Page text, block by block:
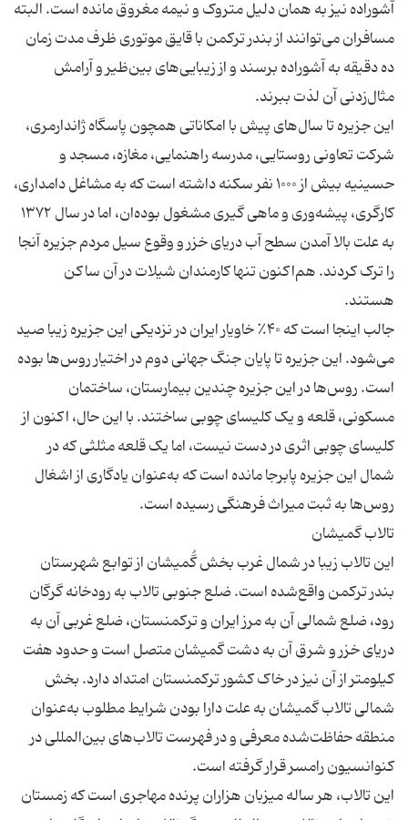
آشوراده نیز به همان دلیل متروک و نیمه مغروق مانده است. البته
مسافران می‌توانند از بندر ترکمن با قایق موتوری ظرف مدت زمان
ده دقیقه به آشوراده برسند و از زیبایی‌های بین‌ظیر و آرامش
این جزیره تا سال‌های پیش با امکاناتی همچون پاسگاه ژاندارمری،
شرکت تعاونی روستایی، مدرسه راهنمایی، مغازه، مسجد و
حسینیه بیش از ۱۰۰۰ نفر سکنه داشته است که به مشاغل دامداری،
کارگری، پیشه‌وری و ماهی گیری مشغول بوده‌ان، اما در سال ۱۳۷۲
به علت بالا آمدن سطح آب دریای خزر و وقوع سیل مردم جزیره آنجا
را ترک کردند. هم‌اکنون تنها کارمندان شیلات در آن ساکن
جالب اینجا است که ۴۰٪ خاویار ایران در نزدیکی این جزیره زیبا صید
می‌شود. این جزیره تا پایان جنگ جهانی دوم در اختیار روس‌ها بوده
است. روس‌ها در این جزیره چندین بیمارستان، ساختمان
مسکونی، قلعه و یک کلیسای چوبی ساختند. با این حال، اکنون از
کلیسای چوبی اثری در دست نیست، اما یک قلعه مثلثی که در
شمال این جزیره پابرجا مانده است که به‌عنوان یادگاری از اشغال
این تالاب زیبا در شمال غرب بخش گُمیشان از توابع شهرستان
بندر ترکمن واقع‌شده است. ضلع جنوبی تالاب به رودخانه گرگان
رود، ضلع شمالی آن به مرز ایران و ترکمنستان، ضلع غربی آن به
دریای خزر و شرق آن به دشت گمیشان متصل است و حدود هفت
کیلومتر از آن نیز در خاک کشور ترکمنستان امتداد دارد. بخش
شمالی تالاب گمیشان به علت دارا بودن شرایط مطلوب به‌عنوان
منطقه حفاظت‌شده معرفی و در فهرست تالاب‌های بین‌المللی در
این تالاب، هر ساله میزبان هزاران پرنده مهاجری است که زمستان